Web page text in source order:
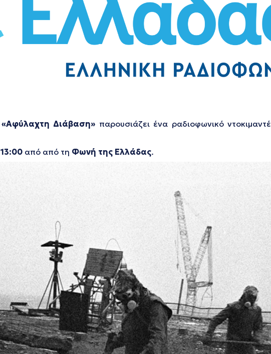
«Αφύλαχτη Διάβαση» παρουσιάζει ένα ραδιοφωνικό
13:00 από από τη Φωνή της Ελλάδας.